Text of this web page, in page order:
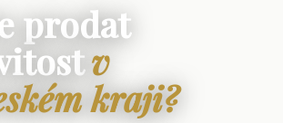
prodat
v
kraji?